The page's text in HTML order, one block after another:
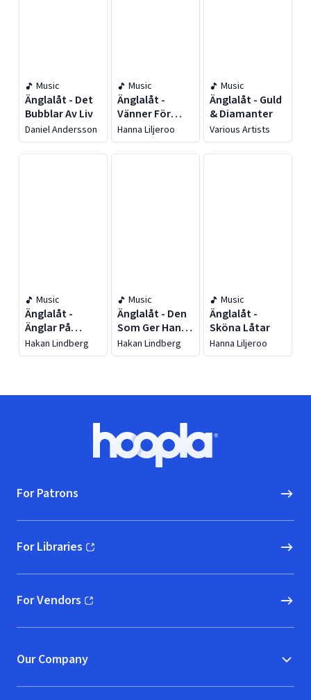
Music
Änglalåt - Det
Bubblar Av Liv
Daniel Andersson
Music
Änglalåt -
Vänner För
Alltid
Hanna Liljeroo
Music
Änglalåt - Guld
& Diamanter
Various Artists
Music
Änglalåt -
Änglar På
Semester
Hakan Lindberg
Music
Änglalåt - Den
Som Ger Han
Får
Hakan Lindberg
Music
Änglalåt -
Sköna Låtar
Hanna Liljeroo
Hoopla logo, Go to homepage
For Patrons
For Libraries
(opens in new window)
For Vendors
(opens in new window)
Our Company